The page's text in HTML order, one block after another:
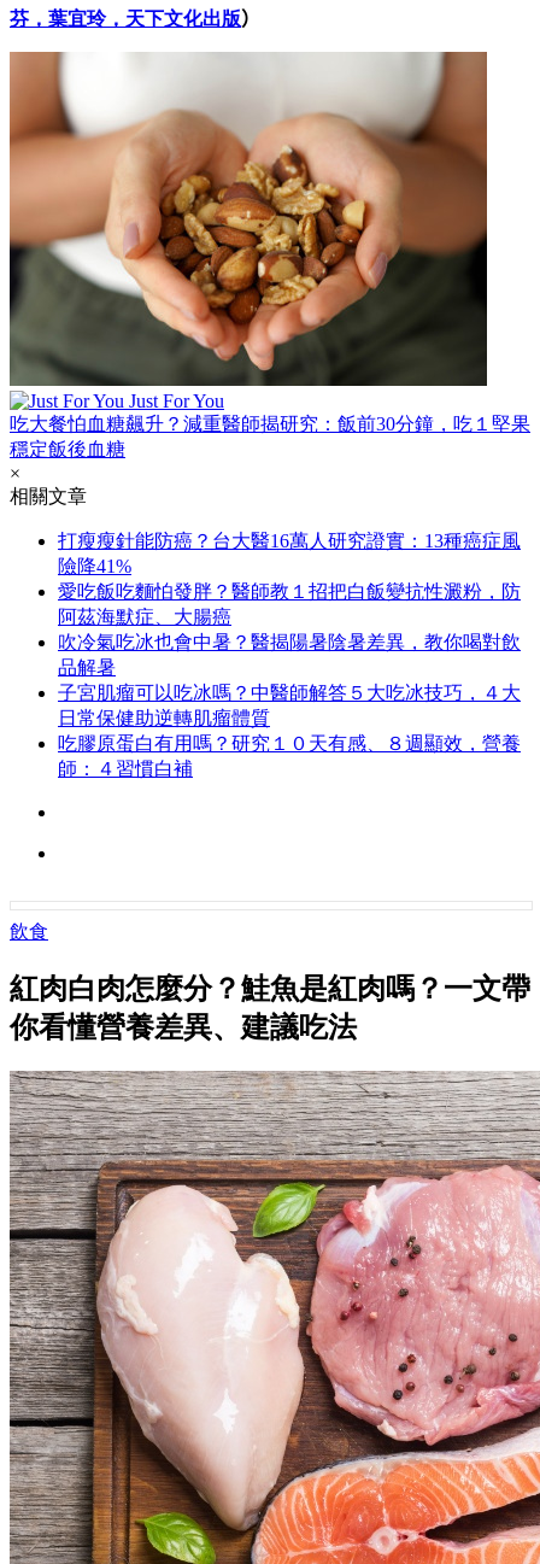
芬，葉宜玲，天下文化出版）
Just For You
吃大餐怕血糖飆升？減重醫師揭研究：飯前30分鐘，吃１堅果
穩定飯後血糖
×
相關文章
打瘦瘦針能防癌？台大醫16萬人研究證實：13種癌症風
險降41%
愛吃飯吃麵怕發胖？醫師教１招把白飯變抗性澱粉，防
阿茲海默症、大腸癌
吹冷氣吃冰也會中暑？醫揭陽暑陰暑差異，教你喝對飲
品解暑
子宮肌瘤可以吃冰嗎？中醫師解答５大吃冰技巧，４大
日常保健助逆轉肌瘤體質
吃膠原蛋白有用嗎？研究１０天有感、８週顯效，營養
師：４習慣白補
飲食
紅肉白肉怎麼分？鮭魚是紅肉嗎？一文帶
你看懂營養差異、建議吃法